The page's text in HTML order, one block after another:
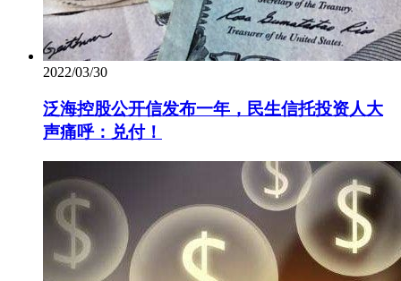
2022/03/30
泛海控股公开信发布一年，民生信托投资人大
声痛呼：兑付！